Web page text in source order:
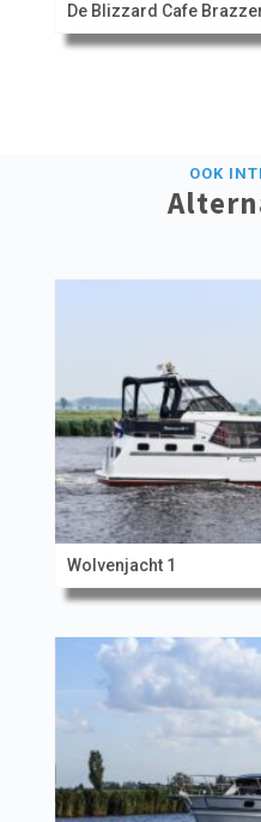
De Blizzard Cafe
OOK
Wolvenjacht 1